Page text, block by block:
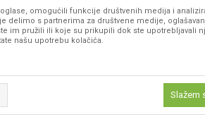
Click & Collect
Načini plaćanja
Plaćanje karticama
Pravo na odustajanje
Reklamacije
omogućili funkcije društvenih medija i
delimo s partnerima za društvene medije,
im pružili ili koje su prikupili dok ste upotrebljavali
našu upotrebu kolačića.
Slažem